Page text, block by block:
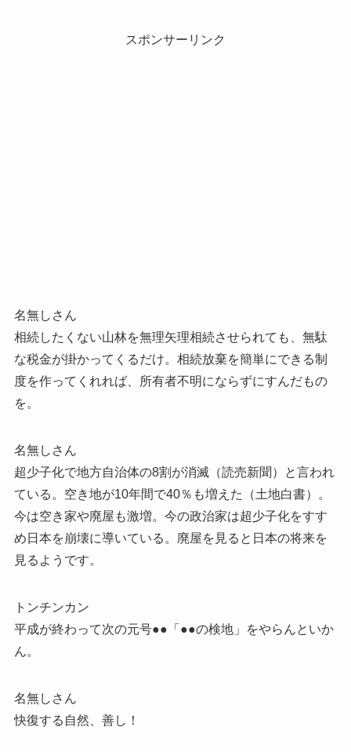
スポンサーリンク
名無しさん
相続したくない山林を無理矢理相続させられても、無駄
な税金が掛かってくるだけ。相続放棄を簡単にできる制
度を作ってくれれば、所有者不明にならずにすんだもの
を。
名無しさん
超少子化で地方自治体の8割が消滅（読売新聞）と言われ
ている。空き地が10年間で40％も増えた（土地白書）。
今は空き家や廃屋も激増。今の政治家は超少子化をすす
め日本を崩壊に導いている。廃屋を見ると日本の将来を
見るようです。
トンチンカン
平成が終わって次の元号●●「●●の検地」をやらんといか
ん。
名無しさん
快復する自然、善し！